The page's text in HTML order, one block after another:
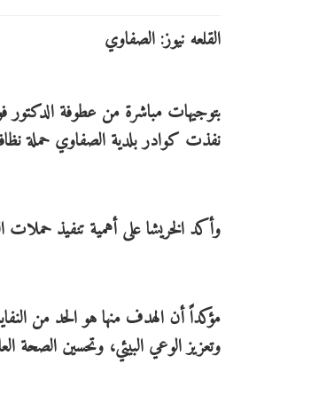
القلعه نيوز: الصفاوي
‏بتوجيهات مباشرة من عطوفة الدكتور
نفذت كوادر بلدية الصفاوي حملة
‏وأكد الخريشا على أهمية تنفيذ حملات
‏مؤكداً أن الهدف منها هو الحد من
وتعزيز الوعي البيئي، وتحسين الصحة